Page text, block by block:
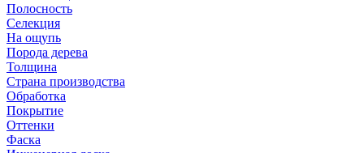
Полосность
Селекция
На ощупь
Порода дерева
Толщина
Страна производства
Обработка
Покрытие
Оттенки
Фаска